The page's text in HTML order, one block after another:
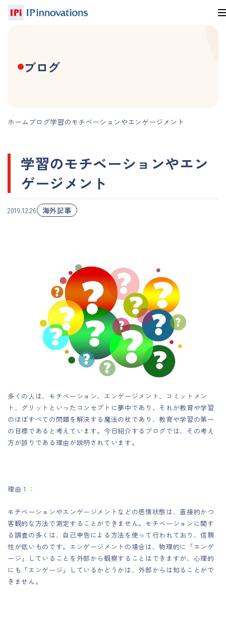
ブログ
ホーム ブログ学習のモチベーションやエンゲージメント
学習のモチベーションやエン
ゲージメント
2019.12.26 海外記事
多くの人は、モチベーション、エンゲージメント、コミットメン
ト、グリットといったコンセプトに夢中であり、それが教育や学習
のほぼすべての問題を解決する魔法の杖であり、教育や学習の第一
の目標であると考えています。今日紹介するブログでは、その考え
方が誤りである理由が説明されています。
理由１：
モチベーションやエンゲージメントなどの感情状態は、直接的かつ
客観的な方法で測定することができません。モチベーションに関す
る調査の多くは、自己申告による方法を使って行われており、信頼
性が低いものです。エンゲージメントの場合は、物理的に「エンゲ
ージ」していることを外部から観察することはできますが、心理的
にも「エンゲージ」しているかどうかは、外部からは知ることがで
きません。